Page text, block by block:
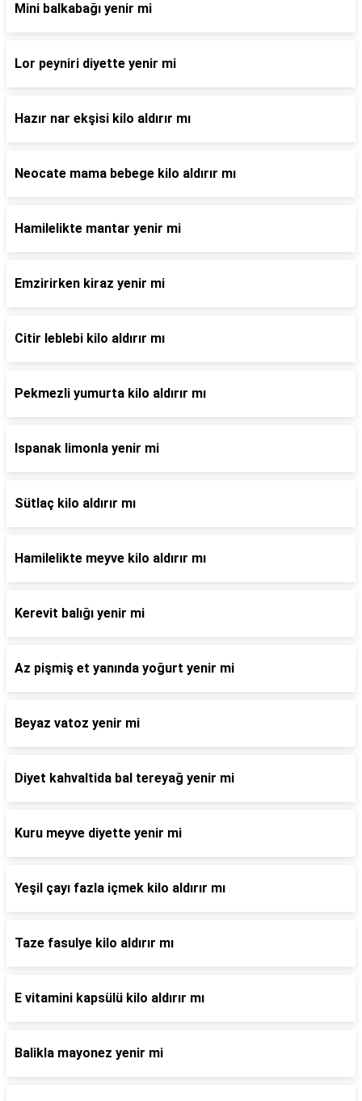
Mini balkabağı yenir mi
Lor peyniri diyette yenir mi
Hazır nar ekşisi kilo aldırır mı
Neocate mama bebege kilo aldırır mı
Hamilelikte mantar yenir mi
Emzirirken kiraz yenir mi
Citir leblebi kilo aldırır mı
Pekmezli yumurta kilo aldırır mı
Ispanak limonla yenir mi
Sütlaç kilo aldırır mı
Hamilelikte meyve kilo aldırır mı
Kerevit balığı yenir mi
Az pişmiş et yanında yoğurt yenir mi
Beyaz vatoz yenir mi
Diyet kahvaltida bal tereyağ yenir mi
Kuru meyve diyette yenir mi
Yeşil çayı fazla içmek kilo aldırır mı
Taze fasulye kilo aldırır mı
E vitamini kapsülü kilo aldırır mı
Balikla mayonez yenir mi